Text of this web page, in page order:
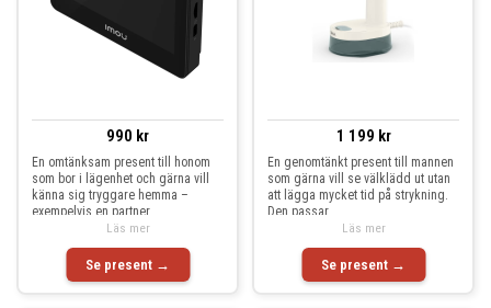
990 kr
En omtänksam present till honom
som bor i lägenhet och gärna vill
känna sig tryggare hemma –
exempelvis en partner
Se present →
Läs mer
1 199 kr
En genomtänkt present till mannen
som gärna vill se välklädd ut utan
att lägga mycket tid på strykning.
Den passar
Se present →
Läs mer